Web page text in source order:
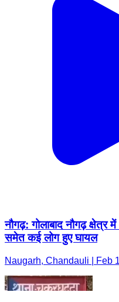
नौगढ़: गोलाबाद नौगढ़ क्षेत्र
समेत कई लोग हुए घायल
Naugarh, Chandauli | Feb